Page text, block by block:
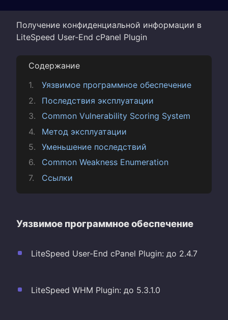
Получение конфиденциальной информации в
LiteSpeed User-End cPanel Plugin
Содержание
Уязвимое программное обеспечение
Последствия эксплуатации
Common Vulnerability Scoring System
Метод эксплуатации
Уменьшение последствий
Common Weakness Enumeration
Ссылки
Уязвимое программное обеспечение
LiteSpeed User-End cPanel Plugin: до 2.4.7
LiteSpeed WHM Plugin: до 5.3.1.0